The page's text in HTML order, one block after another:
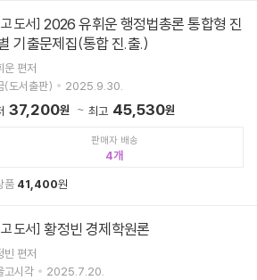
도서] 2026 유휘운 행정법총론 통합형 진
기출문제집(통합 진.출.)
운 편저
(도서출판)
2025.9.30.
37,200원 최고 45,530원
판매자 배송
4
품 41,400원
도서] 황정빈 경제학원론
빈 편저
고시각
2025.7.20.